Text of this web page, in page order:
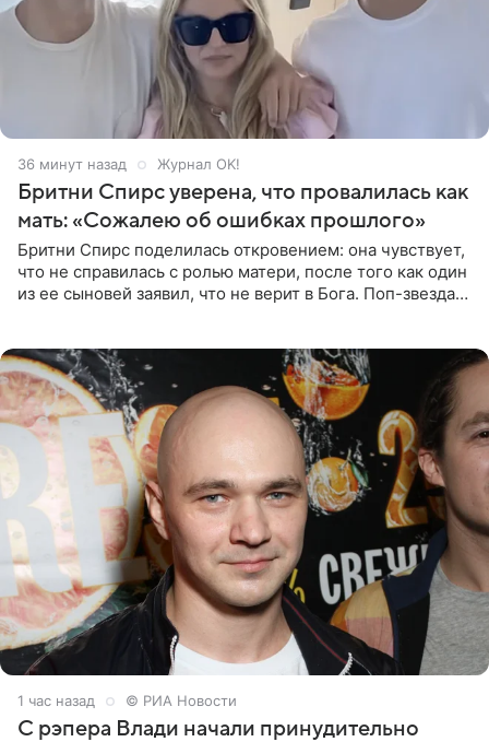
36 минут назад Журнал OK!
Бритни Спирс уверена, что провалилась как
мать: «Сожалею об ошибках прошлого»
Бритни Спирс поделилась откровением: она чувствует,
что не справилась с ролью матери, после того как один
из ее сыновей заявил, что не верит в Бога. Поп-звезда
1 час назад © РИА Новости
С рэпера Влади начали принудительно